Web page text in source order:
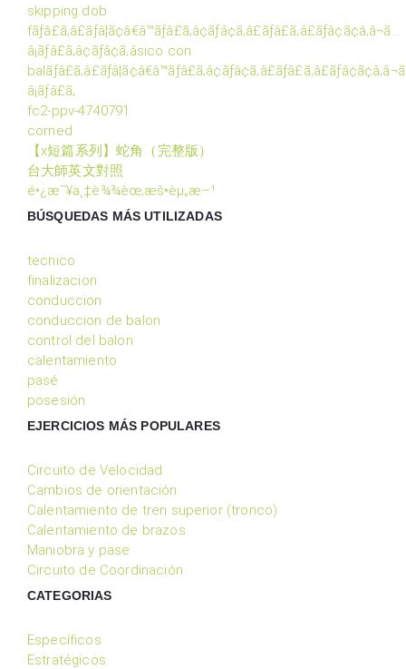
skipping dob
fãƒâ£ã‚â£ãƒâ¦ã¢â€â™ãƒâ£ã‚â¢ãƒâ¢ã‚â£ãƒâ£ã‚â£ãƒâ¢ã¢â‚â¬ã…
â¡ãƒâ£ã‚â¢ãƒâ¢ã‚â­sico con
â¡ãƒâ£ã‚
fc2-ppv-4740791
corned
【x短篇系列】蛇角（完整版）
台大師英文對照
é•¿æ˜¥ä¸‡è¾¾èœ‚æš•èµ„æ–¹
BÚSQUEDAS MÁS UTILIZADAS
tecnico
finalizacion
conduccion
conduccion de balon
control del balon
calentamiento
pasé
posesión
EJERCICIOS MÁS POPULARES
Circuito de Velocidad
Cambios de orientación
Calentamiento de tren superior (tronco)
Calentamiento de brazos
Maniobra y pase
Circuito de Coordinación
CATEGORIAS
Específicos
Estratégicos